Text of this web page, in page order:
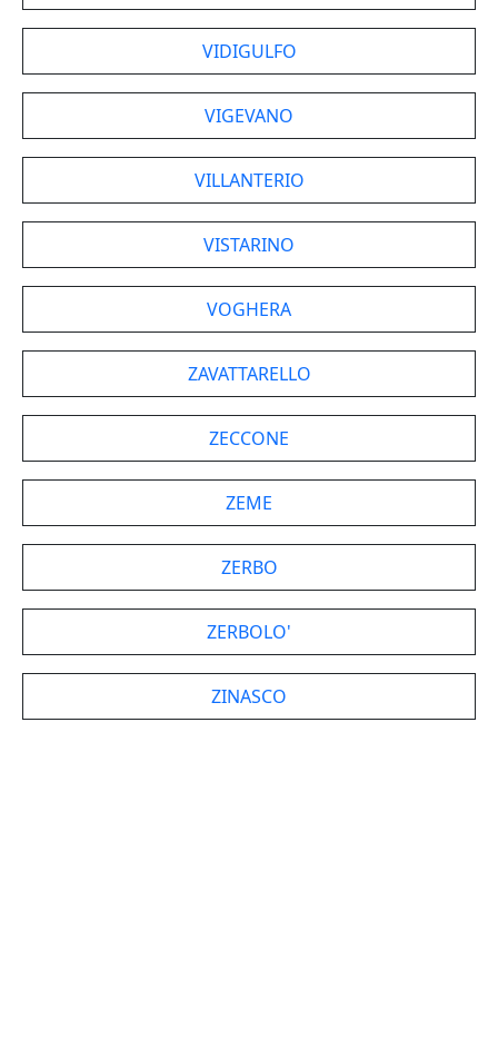
VIDIGULFO
VIGEVANO
VILLANTERIO
VISTARINO
VOGHERA
ZAVATTARELLO
ZECCONE
ZEME
ZERBO
ZERBOLO'
ZINASCO